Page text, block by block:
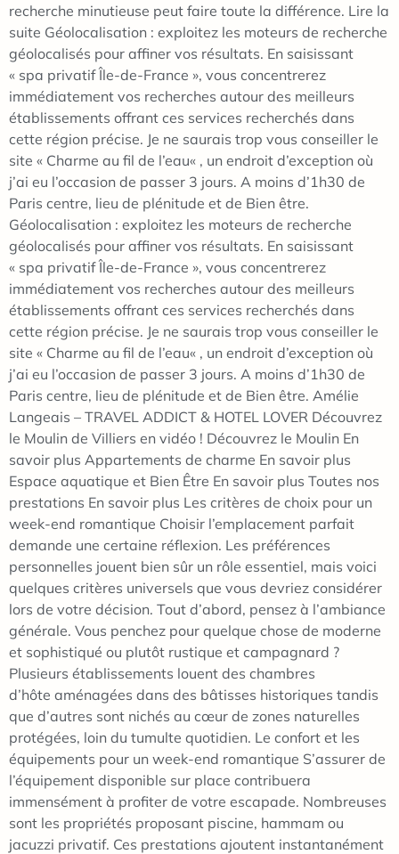
recherche minutieuse peut faire toute la différence. Lire la
suite Géolocalisation : exploitez les moteurs de recherche
géolocalisés pour affiner vos résultats. En saisissant
« spa privatif Île-de-France », vous concentrerez
immédiatement vos recherches autour des meilleurs
établissements offrant ces services recherchés dans
cette région précise. Je ne saurais trop vous conseiller le
site « Charme au fil de l’eau« , un endroit d’exception où
j’ai eu l’occasion de passer 3 jours. A moins d’1h30 de
Paris centre, lieu de plénitude et de Bien être.
Géolocalisation : exploitez les moteurs de recherche
géolocalisés pour affiner vos résultats. En saisissant
« spa privatif Île-de-France », vous concentrerez
immédiatement vos recherches autour des meilleurs
établissements offrant ces services recherchés dans
cette région précise. Je ne saurais trop vous conseiller le
site « Charme au fil de l’eau« , un endroit d’exception où
j’ai eu l’occasion de passer 3 jours. A moins d’1h30 de
Paris centre, lieu de plénitude et de Bien être. Amélie
Langeais – TRAVEL ADDICT & HOTEL LOVER Découvrez
le Moulin de Villiers en vidéo ! Découvrez le Moulin En
savoir plus Appartements de charme En savoir plus
Espace aquatique et Bien Être En savoir plus Toutes nos
prestations En savoir plus Les critères de choix pour un
week-end romantique Choisir l’emplacement parfait
demande une certaine réflexion. Les préférences
personnelles jouent bien sûr un rôle essentiel, mais voici
quelques critères universels que vous devriez considérer
lors de votre décision. Tout d’abord, pensez à l’ambiance
générale. Vous penchez pour quelque chose de moderne
et sophistiqué ou plutôt rustique et campagnard ?
Plusieurs établissements louent des chambres
d’hôte aménagées dans des bâtisses historiques tandis
que d’autres sont nichés au cœur de zones naturelles
protégées, loin du tumulte quotidien. Le confort et les
équipements pour un week-end romantique S’assurer de
l’équipement disponible sur place contribuera
immensément à profiter de votre escapade. Nombreuses
sont les propriétés proposant piscine, hammam ou
jacuzzi privatif. Ces prestations ajoutent instantanément